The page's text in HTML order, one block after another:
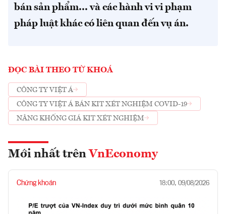
bán sản phẩm... và các hành vi vi phạm
pháp luật khác có liên quan đến vụ án.
ĐỌC BÀI THEO TỪ KHOÁ
CÔNG TY VIỆT Á
CÔNG TY VIỆT Á BÁN KIT XÉT NGHIỆM COVID-19
NÂNG KHỐNG GIÁ KIT XÉT NGHIỆM
Mới nhất trên VnEconomy
Chứng khoán 18:00, 09/08/2026